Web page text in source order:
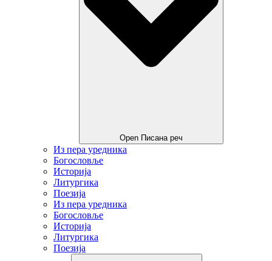
Open Писана реч
Из пера уредника
Богословље
Историја
Литургика
Поезија
Из пера уредника
Богословље
Историја
Литургика
Поезија